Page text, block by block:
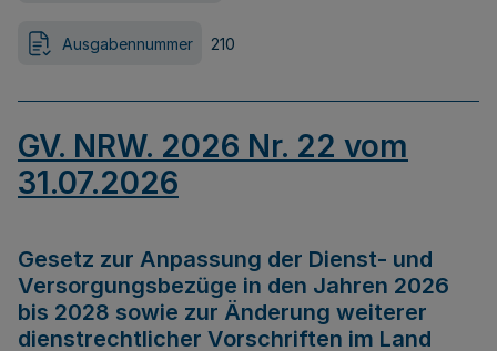
Ausgabennummer 210
GV. NRW. 2026 Nr. 22 vom
31.07.2026
Gesetz zur Anpassung der Dienst- und
Versorgungsbezüge in den Jahren 2026
bis 2028 sowie zur Änderung weiterer
dienstrechtlicher Vorschriften im Land